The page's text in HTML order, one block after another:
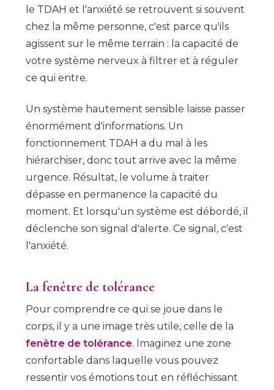
le TDAH et l'anxiété se retrouvent si souvent
chez la même personne, c'est parce qu'ils
agissent sur le même terrain : la capacité de
votre système nerveux à filtrer et à réguler
ce qui entre.
Un système hautement sensible laisse passer
énormément d'informations. Un
fonctionnement TDAH a du mal à les
hiérarchiser, donc tout arrive avec la même
urgence. Résultat, le volume à traiter
dépasse en permanence la capacité du
moment. Et lorsqu'un système est débordé, il
déclenche son signal d'alerte. Ce signal, c'est
l'anxiété.
La fenêtre de tolérance
Pour comprendre ce qui se joue dans le
corps, il y a une image très utile, celle de la
fenêtre de tolérance. Imaginez une zone
confortable dans laquelle vous pouvez
ressentir vos émotions tout en réfléchissant